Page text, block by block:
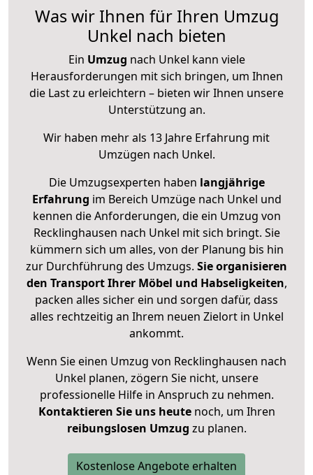
Was wir Ihnen für Ihren Umzug
Unkel nach bieten
Ein Umzug nach Unkel kann viele
Herausforderungen mit sich bringen, um Ihnen
die Last zu erleichtern – bieten wir Ihnen unsere
Unterstützung an.
Wir haben mehr als 13 Jahre Erfahrung mit
Umzügen nach Unkel.
Die Umzugsexperten haben langjährige
Erfahrung im Bereich Umzüge nach Unkel und
kennen die Anforderungen, die ein Umzug von
Recklinghausen nach Unkel mit sich bringt. Sie
kümmern sich um alles, von der Planung bis hin
zur Durchführung des Umzugs. Sie organisieren
den Transport Ihrer Möbel und Habseligkeiten,
packen alles sicher ein und sorgen dafür, dass
alles rechtzeitig an Ihrem neuen Zielort in Unkel
ankommt.
Wenn Sie einen Umzug von Recklinghausen nach
Unkel planen, zögern Sie nicht, unsere
professionelle Hilfe in Anspruch zu nehmen.
Kontaktieren Sie uns heutenoch, um Ihren
reibungslosen Umzug zu planen.
Kostenlose Angebote erhalten